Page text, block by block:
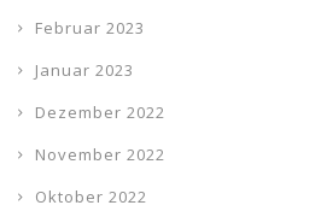
Februar 2023
Januar 2023
Dezember 2022
November 2022
Oktober 2022